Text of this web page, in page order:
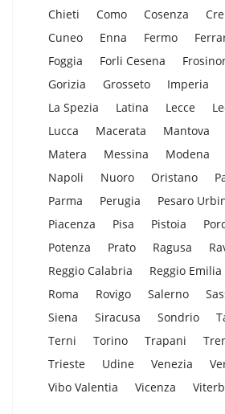
Chieti
Como Cosenza
Cuneo
Enna Fermo
Foggia
Forli Cesena
Gorizia
Grosseto Imperia
La Spezia
Latina Lecce
Lucca
Macerata Mantova
Matera
Messina Modena
Napoli
Nuoro Oristano
Parma
Perugia Pesaro
Piacenza
Pisa Pistoia
Potenza
Prato Ragusa
Reggio Calabria
Reggio Emilia
Roma
Rovigo Salerno
Siena
Siracusa Sondrio
Terni
Torino Trapani
Trieste
Udine Venezia
Vibo Valentia
Vicenza